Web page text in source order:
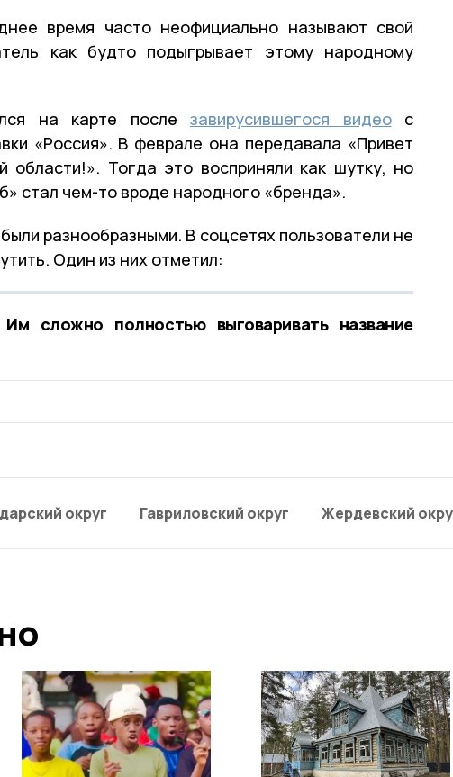
время часто неофициально называют свой
как будто подыгрывает этому народному
на карте после завирусившегося видеос
«Россия». В феврале она передавала «Привет
области!». Тогда это восприняли как шутку, но
стал чем-то вроде народного «бренда».
разнообразными. В соцсетях пользователи не
Один из них отметил:
сложно полностью выговаривать название
округ Гавриловский округ Жердевский